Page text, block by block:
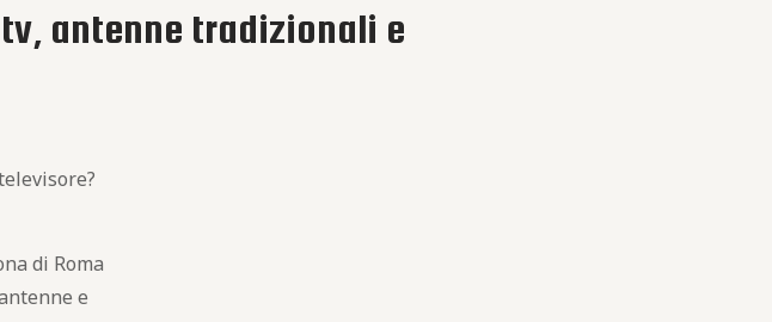
antenne tradizionali e
di Roma
e